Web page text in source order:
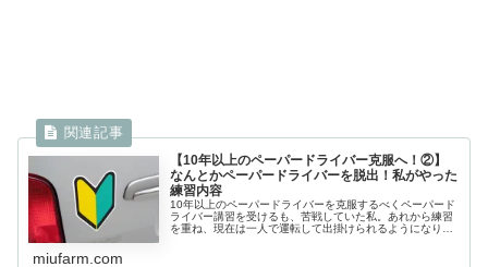
【10年以上のペーパードライバー克服へ！②】
なんとかペーパードライバーを脱出！私がやった
練習内容
10年以上のペーパードライバーを克服するべくペーパード
ライバー講習を受けるも、苦戦していた私。あれから練習
を重ね、現在は一人で運転して出掛けられるようになりま
miufarm.com